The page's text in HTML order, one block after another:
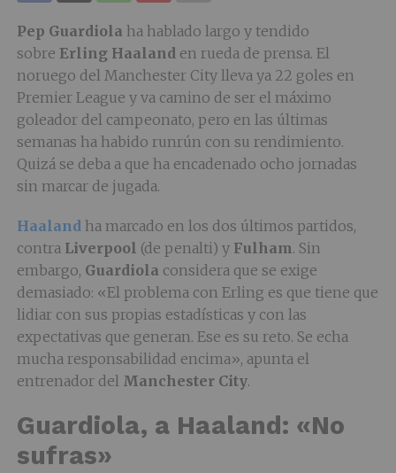
Pep Guardiola ha hablado largo y tendido
sobre Erling Haalanden rueda de prensa. El
noruego del Manchester City lleva ya 22 goles en
Premier League y va camino de ser el máximo
goleador del campeonato, pero en las últimas
semanas ha habido runrún con su rendimiento.
Quizá se deba a que ha encadenado ocho jornadas
sin marcar de jugada.
Haalandha marcado en los dos últimos partidos,
contra Liverpool (de penalti) y Fulham. Sin
embargo, Guardiola considera que se exige
demasiado: «El problema con Erling es que tiene que
lidiar con sus propias estadísticas y con las
expectativas que generan. Ese es su reto. Se echa
mucha responsabilidad encima», apunta el
entrenador del Manchester City.
Guardiola, a Haaland: «No
sufras»